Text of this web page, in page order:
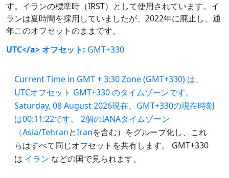
す。イランの標準時（IRST）として使用されています。イ
ランは夏時間を採用していましたが、2022年に廃止し、通
年このオフセットのままです。
UTC</a> オフセット: GMT+330
Current Time in GMT + 3:30 Zone (GMT+330) は、
UTCオフセット GMT+330 のタイムゾーンです。
Saturday, 08 August 2026現在、GMT+330の現在時刻
は00:11:22です。 2個のIANAタイムゾーン
（Asia/TehranとIranを含む）をグループ化し、これ
らはすべて同じオフセットを共有します。 GMT+330
は イラン などの国で見られます。